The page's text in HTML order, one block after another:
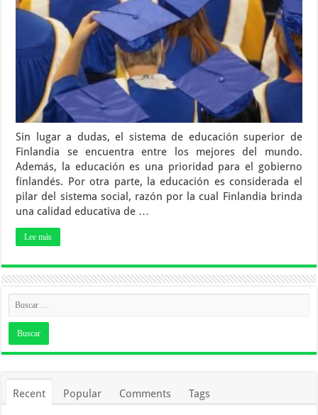
Sin lugar a dudas, el sistema de educación superior de
Finlandia se encuentra entre los mejores del mundo.
Además, la educación es una prioridad para el gobierno
finlandés. Por otra parte, la educación es considerada el
pilar del sistema social, razón por la cual Finlandia brinda
una calidad educativa de …
Lee más
Recent Popular Comments Tags